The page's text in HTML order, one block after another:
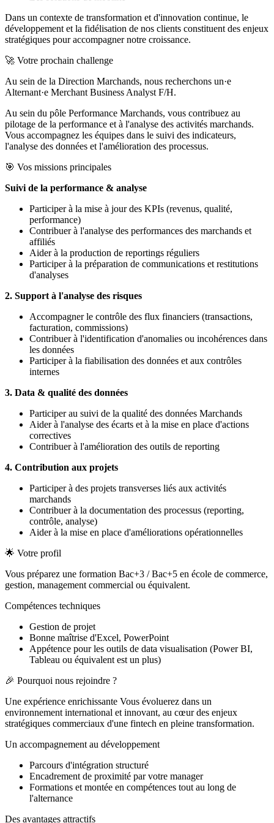
Dans un contexte de transformation et d'innovation continue, le
développement et la fidélisation de nos clients constituent des enjeux
stratégiques pour accompagner notre croissance.
🚀 Votre prochain challenge
Au sein de la Direction Marchands, nous recherchons un·e
Alternant·e Merchant Business Analyst F/H.
Au sein du pôle Performance Marchands, vous contribuez au
pilotage de la performance et à l'analyse des activités marchands.
Vous accompagnez les équipes dans le suivi des indicateurs,
l'analyse des données et l'amélioration des processus.
🎯 Vos missions principales
Suivi de la performance & analyse
Participer à la mise à jour des KPIs (revenus, qualité,
performance)
Contribuer à l'analyse des performances des marchands et
affiliés
Aider à la production de reportings réguliers
Participer à la préparation de communications et restitutions
d'analyses
2. Support à l'analyse des risques
Accompagner le contrôle des flux financiers (transactions,
facturation, commissions)
Contribuer à l'identification d'anomalies ou incohérences dans
les données
Participer à la fiabilisation des données et aux contrôles
internes
3. Data & qualité des données
Participer au suivi de la qualité des données Marchands
Aider à l'analyse des écarts et à la mise en place d'actions
correctives
Contribuer à l'amélioration des outils de reporting
4. Contribution aux projets
Participer à des projets transverses liés aux activités
marchands
Contribuer à la documentation des processus (reporting,
contrôle, analyse)
Aider à la mise en place d'améliorations opérationnelles
🌟 Votre profil
Vous préparez une formation Bac+3 / Bac+5 en école de commerce,
gestion, management commercial ou équivalent.
Compétences techniques
Gestion de projet
Bonne maîtrise d'Excel, PowerPoint
Appétence pour les outils de data visualisation (Power BI,
Tableau ou équivalent est un plus)
🎉 Pourquoi nous rejoindre ?
Une expérience enrichissante Vous évoluerez dans un
environnement international et innovant, au cœur des enjeux
stratégiques commerciaux d'une fintech en pleine transformation.
Un accompagnement au développement
Parcours d'intégration structuré
Encadrement de proximité par votre manager
Formations et montée en compétences tout au long de
l'alternance
Des avantages attractifs